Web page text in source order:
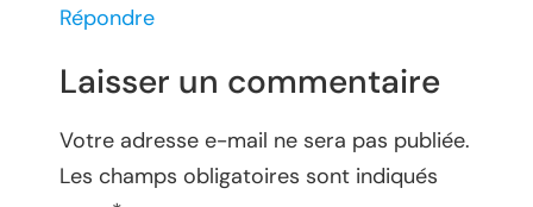
Répondre
Laisser un commentaire
Votre adresse e-mail ne sera pas publiée.
Les champs obligatoires sont indiqués